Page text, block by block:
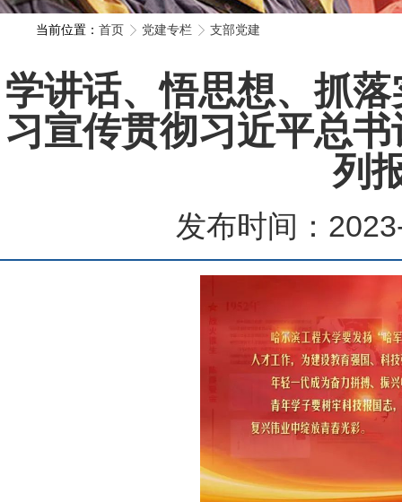
当前位置： 首页 党建专栏 支部党建
学讲话、悟思想、抓
习宣传贯彻习近平总
列
发布时间：